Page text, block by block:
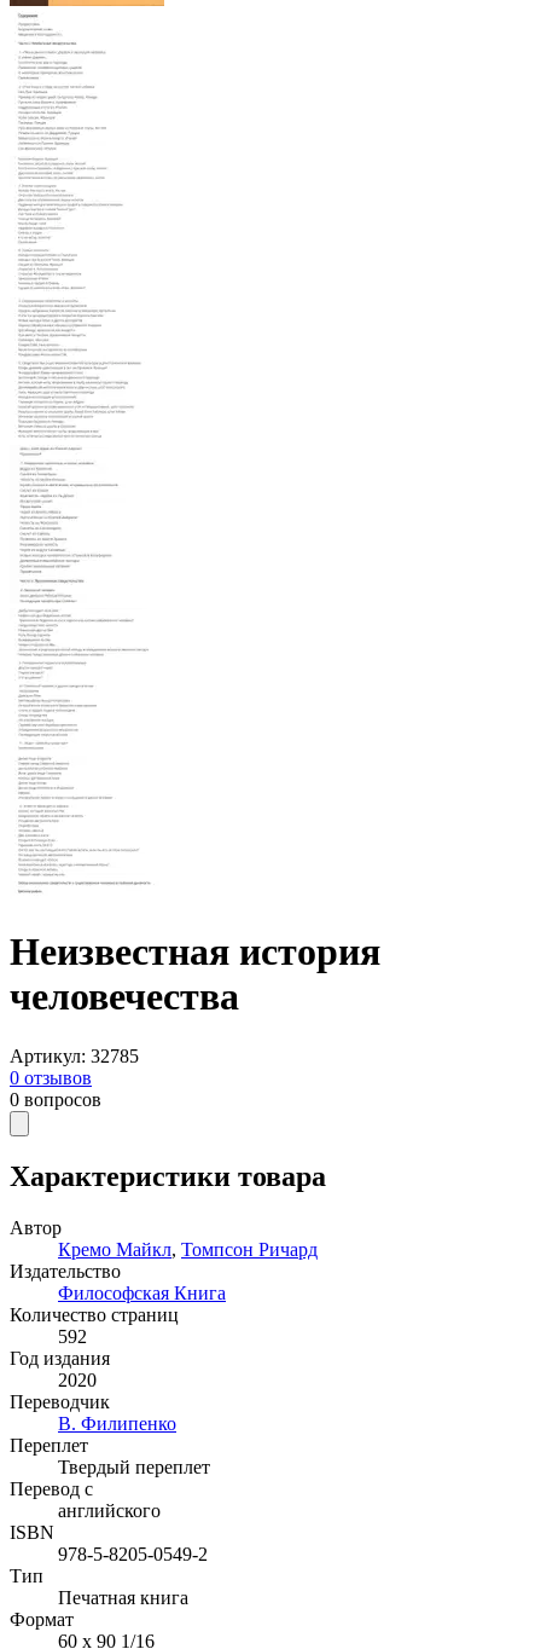
Неизвестная история
человечества
Артикул: 32785
0 отзывов
0 вопросов
Характеристики товара
Автор
Кремо Майкл, Томпсон Ричард
Издательство
Философская Книга
Количество страниц
592
Год издания
2020
Переводчик
В. Филипенко
Переплет
Твердый переплет
Перевод с
английского
ISBN
978-5-8205-0549-2
Тип
Печатная книга
Формат
60 x 90 1/16